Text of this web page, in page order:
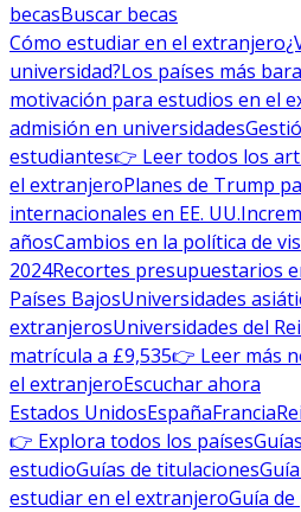
becasBuscar becas
Cómo estudiar en el extranjero
universidad?Los países más
motivación para estudios en el
admisión en universidades
estudiantes👉 Leer todos los
el extranjeroPlanes de Trump
internacionales en EE. UU.
añosCambios en la política de
2024Recortes presupuestarios
Países BajosUniversidades
extranjerosUniversidades del
matrícula a £9,535👉 Leer más
el extranjeroEscuchar ahora
Estados UnidosEspañaFrancia
👉 Explora todos los países
estudioGuías de titulaciones
estudiar en el extranjeroGuía